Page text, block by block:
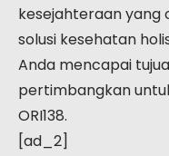
kesejahteraan yang
solusi kesehatan
Anda mencapai
pertimbangkan
ORI138.
[ad_2]